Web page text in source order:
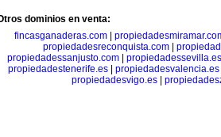
dominios en venta:
fincasganaderas.com
propiedadesreconquista.com
propiedadessanjusto.com| propiedadessevilla.es
propiedadestenerife.es| propiedadesvalencia.es
propiedadesvigo.es|